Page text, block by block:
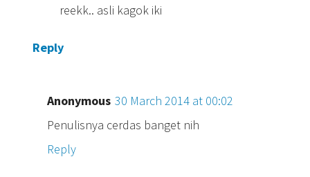
reekk.. asli kagok iki
Reply
Anonymous 30 March 2014 at 00:02
Penulisnya cerdas banget nih
Reply